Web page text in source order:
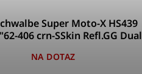
Super Moto-X HS439
406 crn-SSkin Refl.GG Dual
NA DOTAZ